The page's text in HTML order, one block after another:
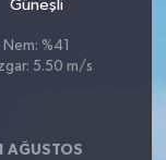
Güneşli
Nem: %41
5.50 m/s
AĞUSTOS